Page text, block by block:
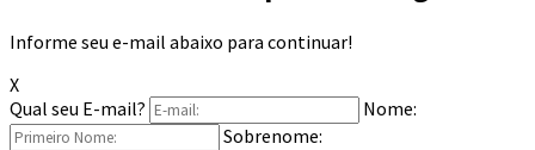
Informe seu e-mail abaixo para continuar!
X
Qual seu E-mail?
Nome:
Sobrenome: